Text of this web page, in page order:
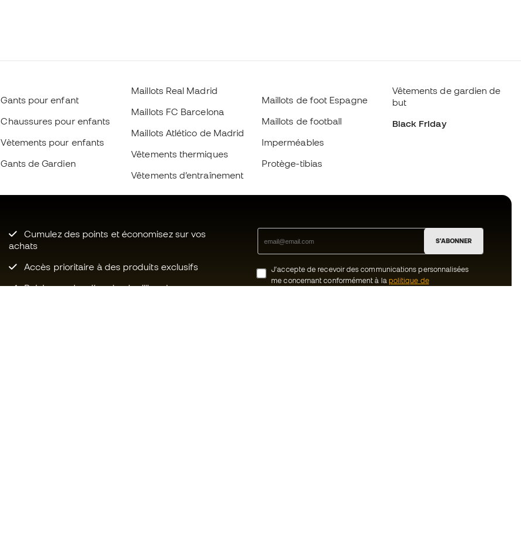
Gants pour enfant
Chaussures pour enfants
Vètements pour enfants
Gants de Gardien
Maillots Real Madrid
Maillots FC Barcelona
Maillots Atlético de Madrid
Vêtements thermiques
Vêtements d’entraînement
Maillots de foot Espagne
Maillots de football
Imperméables
Protège-tibias
Vêtements de gardien de
but
Black Friday
Cumulez des points et économisez sur vos
achats
Accès prioritaire à des produits exclusifs
Rejoignez plus d’un demi-million de
S'ABONNER
J’accepte de recevoir des communications personnalisées
me concernant conformément à la politique de